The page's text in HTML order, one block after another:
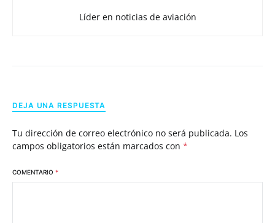
Líder en noticias de aviación
DEJA UNA RESPUESTA
Tu dirección de correo electrónico no será publicada. Los
campos obligatorios están marcados con *
COMENTARIO *